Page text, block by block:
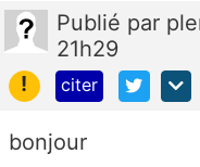
Publié par
21h29
!
citer
bonjour